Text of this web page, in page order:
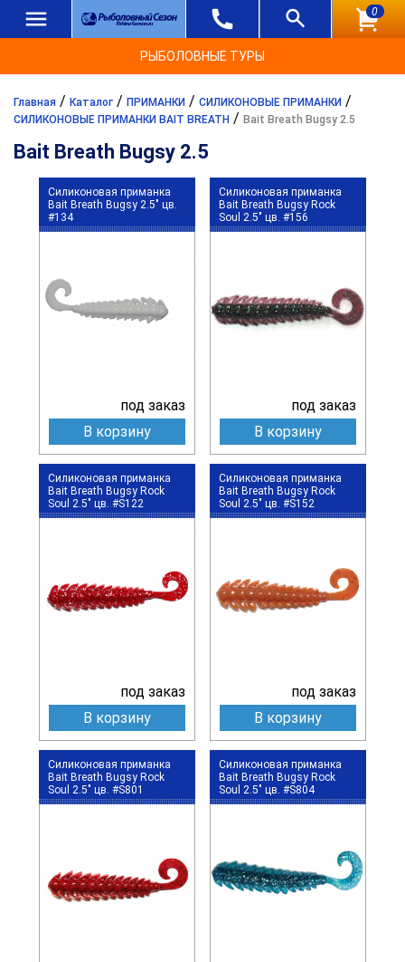
0
РЫБОЛОВНЫЕ ТУРЫ
Главная / Каталог / ПРИМАНКИ / СИЛИКОНОВЫЕ ПРИМАНКИ /
СИЛИКОНОВЫЕ ПРИМАНКИ BAIT BREATH / Bait Breath Bugsy 2.5
Bait Breath Bugsy 2.5
Силиконовая приманка
Bait Breath Bugsy 2.5" цв.
#134
под заказ
В корзину
Силиконовая приманка
Bait Breath Bugsy Rock
Soul 2.5" цв. #156
под заказ
В корзину
Силиконовая приманка
Bait Breath Bugsy Rock
Soul 2.5" цв. #S122
под заказ
В корзину
Силиконовая приманка
Bait Breath Bugsy Rock
Soul 2.5" цв. #S152
под заказ
В корзину
Силиконовая приманка
Bait Breath Bugsy Rock
Soul 2.5" цв. #S801
Силиконовая приманка
Bait Breath Bugsy Rock
Soul 2.5" цв. #S804